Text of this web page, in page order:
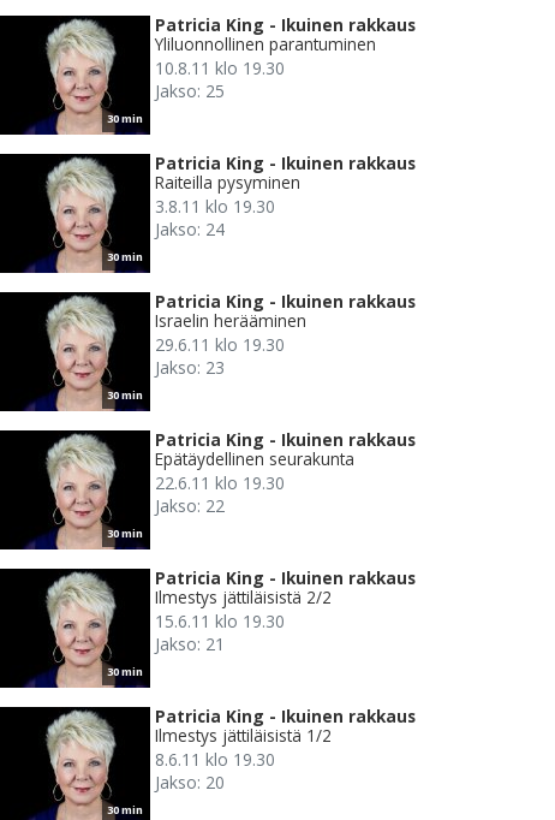
30 min
Patricia King - Ikuinen rakkaus
Yliluonnollinen parantuminen
10.8.11 klo 19.30
Jakso: 25
30 min
Patricia King - Ikuinen rakkaus
Raiteilla pysyminen
3.8.11 klo 19.30
Jakso: 24
30 min
Patricia King - Ikuinen rakkaus
Israelin herääminen
29.6.11 klo 19.30
Jakso: 23
30 min
Patricia King - Ikuinen rakkaus
Epätäydellinen seurakunta
22.6.11 klo 19.30
Jakso: 22
30 min
Patricia King - Ikuinen rakkaus
Ilmestys jättiläisistä 2/2
15.6.11 klo 19.30
Jakso: 21
30 min
Patricia King - Ikuinen rakkaus
Ilmestys jättiläisistä 1/2
8.6.11 klo 19.30
Jakso: 20